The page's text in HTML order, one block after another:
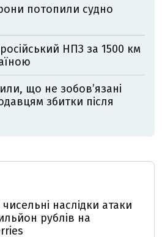
потопили судно
НПЗ за 1500 км
що не зобов’язані
збитки після
наслідки атаки
рублів на